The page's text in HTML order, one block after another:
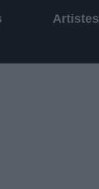
Artistes